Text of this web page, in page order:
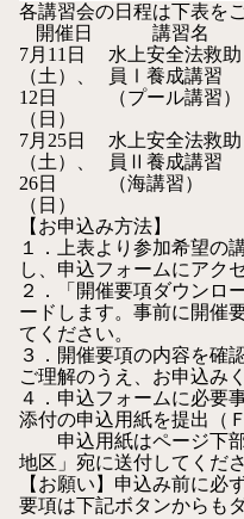
各講習会の日程は下表を
開催日
講習名
7月11日
（土）、
12日
（日）
水上安全法救助
員Ⅰ養成講習
（プール講習）
7月25日
（土）、
26日
（日）
水上安全法救助
員Ⅱ養成講習
（海講習）
【お申込み方法】
１．上表より参加希望の
し、申込フォームにアク
２．
「開催要項ダウンロ
ードします。事前に開催
てください。
３．開催要項の内容を確
ご理解のうえ、お申込み
４．申込フォームに必要
添付の申込用紙を提出（
申込用紙はページ下部
地区」宛に送付してくださ
【お願い】申込み前に必
要項は下記ボタンからも